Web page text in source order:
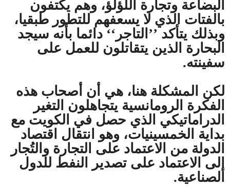
البضاعة وتجارة اللؤلؤ، وهم يكتفون
بالفتات الذي لا يسعفهم للتطور طبقيا،
وبذلك يتأكد ’’التاجر‘‘ دائما بأنه سيجد
البحارة الذين يتقاتلون للعمل على
سفينته.
لكن المشكلة هنا، هي أن أصحاب هذه
الفكرة الرومانسية يتجاهلون التغير
الدراماتيكي الذي حصل في الكويت مع
بداية الخمسينيات، وهو انتقال اقتصاد
الدولة من الاعتماد على التجارة والتُجار
إلى الاعتماد على تصدير النفط للدول
الصناعية.